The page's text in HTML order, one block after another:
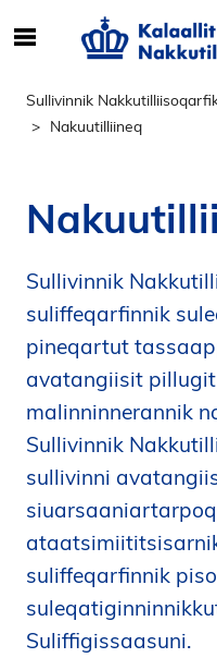
g
e
r
n
h
o
l
d
å
s
i
d
n
Sullivinnik
Nakuutilliineq
Sullivinnik
suliffeqarfinnik
pineqartut
avatangiisit
malinninnerannik
Sullivinnik
sullivinni
suliffeqarfinnik
Suliffigissaasuni.